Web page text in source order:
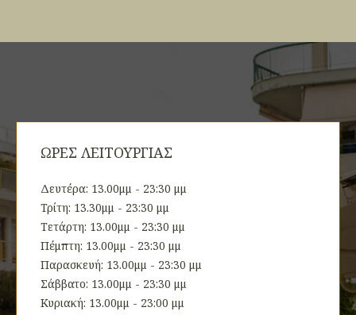
ΩΡΕΣ ΛΕΙΤΟΥΡΓΙΑΣ
Δευτέρα: 13.00μμ - 23:30 μμ
Τρίτη: 13.30μμ - 23:30 μμ
Τετάρτη: 13.00μμ - 23:30 μμ
Πέμπτη: 13.00μμ - 23:30 μμ
Παρασκευή: 13.00μμ - 23:30 μμ
Σάββατο: 13.00μμ - 23:30 μμ
Κυριακή: 13.00μμ - 23:00 μμ